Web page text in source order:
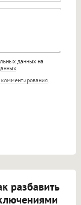
<big>,
<ol>, <li>,
HTML,
данных на
.
.
разбавить